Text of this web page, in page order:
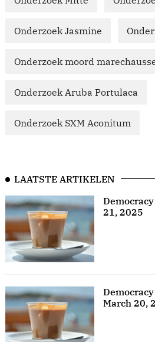
Onderzoek Jasmine
Onderzoek moord
Onderzoek Aruba Portulaca
Onderzoek SXM Aconitum
LAATSTE ARTIKELEN
21, 2025
March 20,